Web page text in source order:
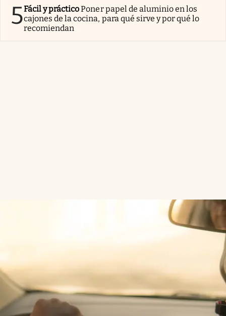
5Fácil y prácticoPoner papel de aluminio en los
cajones de la cocina, para qué sirve y por qué lo
recomiendan